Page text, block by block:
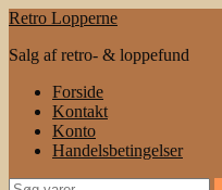
Spring
navigation
Spring
indhold
Retro Lopperne
Salg af retro- & loppefund
Forside
Kontakt
Konto
Handelsbetingelser
Søg